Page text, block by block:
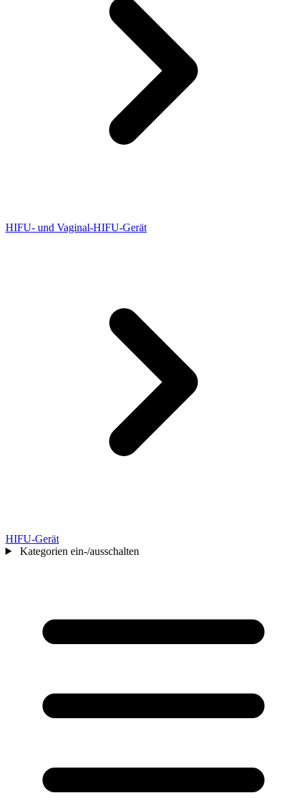
HIFU- und Vaginal-HIFU-Gerät
HIFU-Gerät
Kategorien ein-/ausschalten